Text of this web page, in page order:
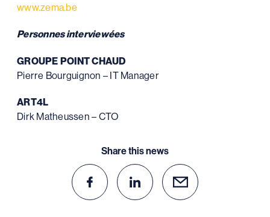
www.zema.be
Personnes interviewées
GROUPE POINT CHAUD
Pierre Bourguignon – IT Manager
ART4L
Dirk Matheussen – CTO
Share this news